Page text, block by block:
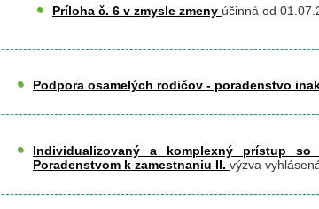
Príloha č. 6 v zmysle zmeny účinná od
Podpora osamelých rodičov - poradenstvo
Individualizovaný a komplexný prístup
Poradenstvom k zamestnaniu II. výzva